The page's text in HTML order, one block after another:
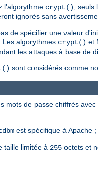
l'algorythme crypt()
,
ignorés sans
de spécifier une valeur
algorythmes crypt() et
les attaques à base de
sont considérés comme
mots de passe chiffrés avec
est spécifique à Apache
taille limitée à 255 octets et